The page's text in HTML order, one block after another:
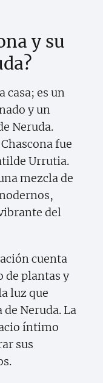
y su
casa; es un
y un
Neruda.
fue
Urrutia.
mezcla de
del
cuenta
de plantas y
luz que
Neruda. La
íntimo
sus